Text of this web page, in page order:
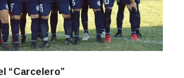
“Carcelero”